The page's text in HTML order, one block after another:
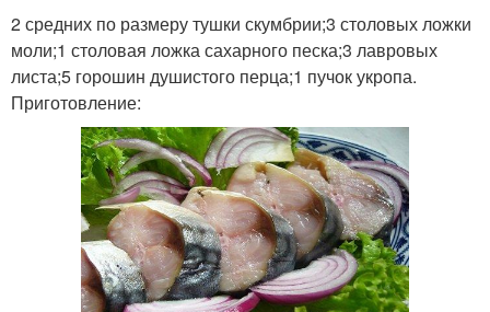
2 средних по размеру тушки скумбрии;3 столовых ложки
моли;1 столовая ложка сахарного песка;3 лавровых
листа;5 горошин душистого перца;1 пучок укропа.
Приготовление: